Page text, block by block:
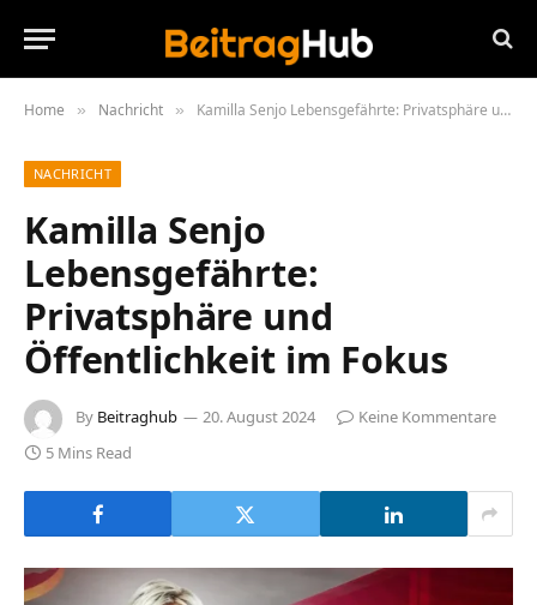
Home » Nachricht » Kamilla Senjo Lebensgefährte: Privatsphäre und Öffentlichkeit im Fokus
NACHRICHT
Kamilla Senjo
Lebensgefährte:
Privatsphäre und
Öffentlichkeit im Fokus
By Beitraghub 20. August 2024
Keine Kommentare
5 Mins Read